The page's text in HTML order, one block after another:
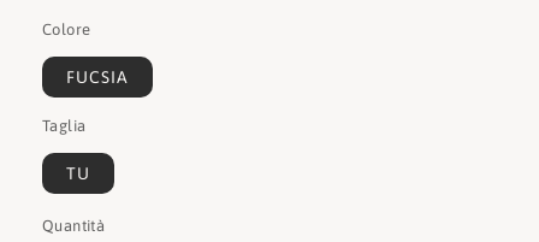
Colore
FUCSIA
Taglia
TU
Quantità
Quantità